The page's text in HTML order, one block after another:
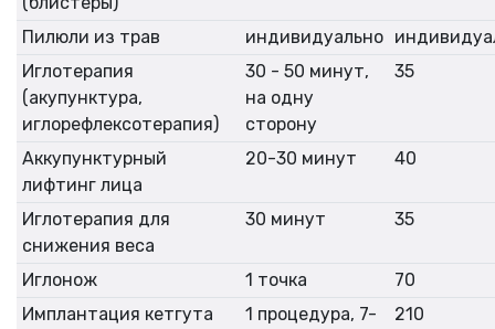
Пилюли из трав индивидуально
Иглотерапия
(акупунктура,
иглорефлексотерапия)
30 - 50 минут,
на одну
сторону
35
Аккупунктурный
лифтинг лица
20-30 минут 40
Иглотерапия для
снижения веса
30 минут 35
Иглонож 1 точка
70
Имплантация кетгута
1 процедура, 7-
210